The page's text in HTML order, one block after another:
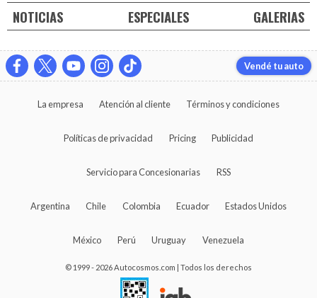
NOTICIAS ESPECIALES GALERIAS
Vendé tu auto
La empresa Atención al cliente Términos y condiciones
Políticas de privacidad Pricing Publicidad
Servicio para Concesionarias RSS
Argentina Chile Colombia Ecuador Estados Unidos
México Perú Uruguay Venezuela
© 1999 - 2026 Autocosmos.com | Todos los derechos